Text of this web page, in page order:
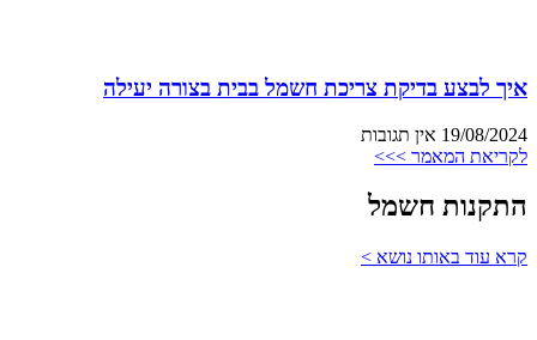
איך לבצע בדיקת צריכת חשמל בבית בצורה יעילה
19/08/2024 אין תגובות
לקריאת המאמר >>>
התקנות חשמל
קרא עוד באותו נושא >